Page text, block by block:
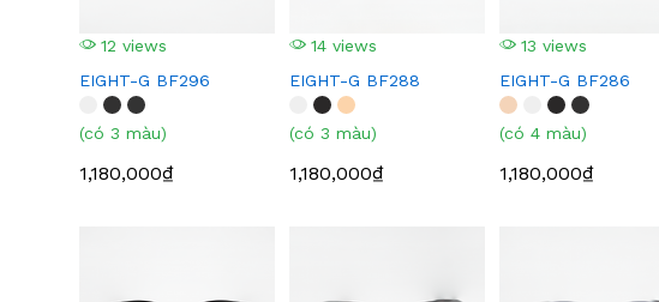
12 views
EIGHT-G BF296
(có 3 màu)
1,180,000₫
14 views
EIGHT-G BF288
(có 3 màu)
1,180,000₫
13 views
EIGHT-G BF286
(có 4 màu)
1,180,000₫